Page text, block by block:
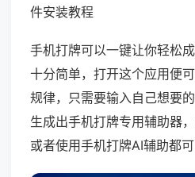
件安装教程
手机打牌可以一键让你轻松
十分简单，打开这个应用便
规律，只需要输入自己想要
生成出手机打牌专用辅助器
或者使用手机打牌AI辅助都可